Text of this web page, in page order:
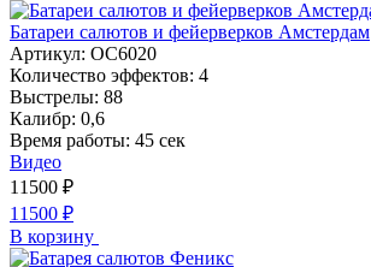
Батареи салютов и фейерверков Амстердам
Артикул: ОС6020
Количество эффектов: 4
Выстрелы: 88
Калибр: 0,6
Время работы: 45 сек
Видео
11500 ₽
11500 ₽
В корзину